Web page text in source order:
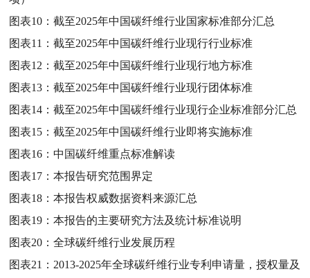
图表10：截至2025年中国碳纤维行业国家标准部分汇总
图表11：截至2025年中国碳纤维行业现行行业标准
图表12：截至2025年中国碳纤维行业现行地方标准
图表13：截至2025年中国碳纤维行业现行团体标准
图表14：截至2025年中国碳纤维行业现行企业标准部分汇总
图表15：截至2025年中国碳纤维行业即将实施标准
图表16：中国碳纤维重点标准解读
图表17：本报告研究范围界定
图表18：本报告权威数据资料来源汇总
图表19：本报告的主要研究方法及统计标准说明
图表20：全球碳纤维行业发展历程
图表21： 2013-2025年全球碳纤维行业专利申请量，授权量及